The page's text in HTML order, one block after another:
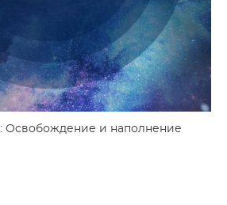
Освобождение и наполнение